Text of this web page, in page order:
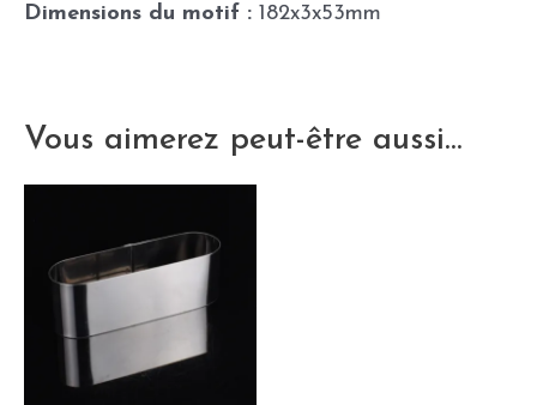
Dimensions du motif : 182x3x53mm
Vous aimerez peut-être aussi…